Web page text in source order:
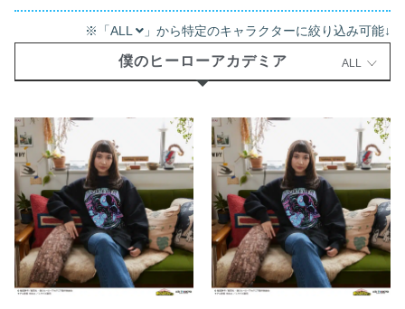
※「ALL 」から特定のキャラクターに絞り込み可能↓
僕のヒーローアカデミア ALL